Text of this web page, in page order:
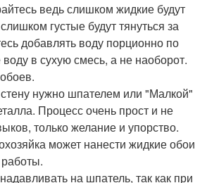
ведь слишком жидкие будут
густые будут тянуться за
добавлять воду порционно по
в сухую смесь, а не наоборот.
нужно шпателем или "Малкой"
Процесс очень прост и не
только желание и упорство.
может нанести жидкие обои
на шпатель, так как при